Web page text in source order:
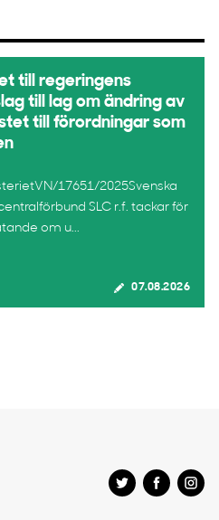
till regeringens
till lag om ändring av
till förordningar som
17651/2025Svenska
SLC r.f. tackar för
om u...
07.08.2026